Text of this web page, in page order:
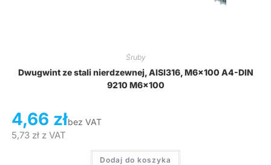
Śruby
Dwugwint ze stali nierdzewnej, AISI316, M6x100 A4-DIN
9210 M6x100
4,66 złbez VAT
5,73 złz VAT
Dodaj do koszyka